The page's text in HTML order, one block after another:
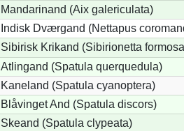
Mandarinand (Aix galericulata)
Indisk Dværgand (Nettapus
Sibirisk Krikand (Sibirionetta
Atlingand (Spatula querquedula)
Kaneland (Spatula cyanoptera)
Blåvinget And (Spatula discors)
Skeand (Spatula clypeata)